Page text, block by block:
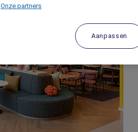
Onze partners
Aanpassen